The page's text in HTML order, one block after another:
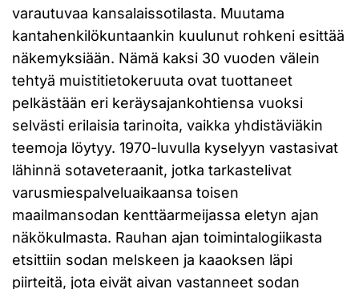
varautuvaa kansalaissotilasta. Muutama
kantahenkilökuntaankin kuulunut rohkeni esittää
näkemyksiään. Nämä kaksi 30 vuoden välein
tehtyä muistitietokeruuta ovat tuottaneet
pelkästään eri keräysajankohtiensa vuoksi
selvästi erilaisia tarinoita, vaikka yhdistäviäkin
teemoja löytyy. 1970-luvulla kyselyyn vastasivat
lähinnä sotaveteraanit, jotka tarkastelivat
varusmiespalveluaikaansa toisen
maailmansodan kenttäarmeijassa eletyn ajan
näkökulmasta. Rauhan ajan toimintalogiikasta
etsittiin sodan melskeen ja kaaoksen läpi
piirteitä, jota eivät aivan vastanneet sodan